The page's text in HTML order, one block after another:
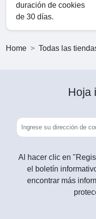
duración de cookies
de 30 días.
Home Todas las
Hoja
Al hacer clic en
el boletín
encontrar más